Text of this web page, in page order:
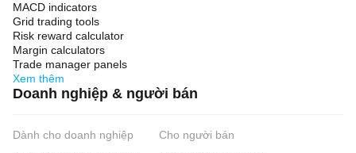
MACD indicators
Grid trading tools
Risk reward calculator
Margin calculators
Trade manager panels
Xem thêm
Doanh nghiệp & người bán
Dành cho doanh nghiệp
Cho người bán